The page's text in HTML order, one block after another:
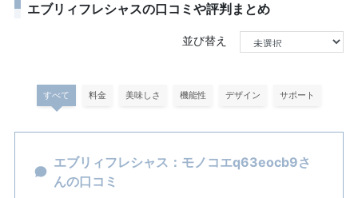
エブリィフレシャスの口コミや評判まとめ
並び替え
すべて 料金 美味しさ 機能性 デザイン サポート
エブリィフレシャス：モノコエq63eocb9さ
んの口コミ